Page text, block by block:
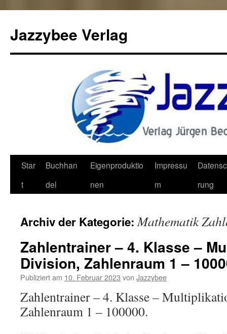
Jazzybee Verlag
Zum
Inhalt
Star
t
Buchhan
del
Eigenproduktio
nen
Impressu
m
rung
Archiv der Kategorie:Mathematik
Zahlentrainer – 4. Klasse –
Division, Zahlenraum 1 –
Publiziert am 10. Februar 2023 von Jazzybee
Zahlentrainer – 4. Klasse –
Zahlenraum 1 – 100000.